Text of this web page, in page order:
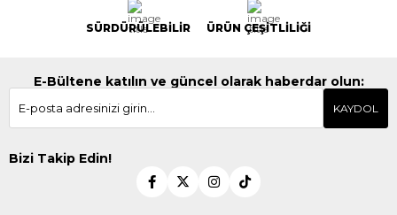
SÜRDÜRÜLEBİLİR ÜRÜN ÇEŞİTLİLİĞİ
E-Bültene katılın ve güncel olarak haberdar olun:
KAYDOL
Bizi Takip Edin!